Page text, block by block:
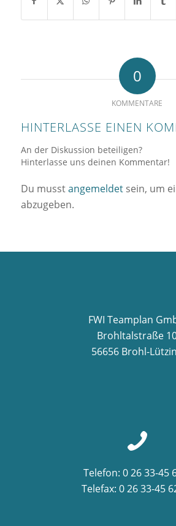
0
KOMMENTARE
HINTERLASSE EINEN
An der Diskussion beteiligen?
Hinterlasse uns deinen Kommentar!
Du musstangemeldetsein, um
abzugeben.
FWI Teamplan
Brohltalstraße
56656 Brohl-
Telefon: 0 26 33-45
Telefax: 0 26 33-45